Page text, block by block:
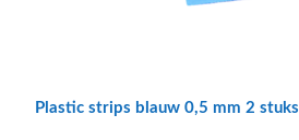
Plastic strips blauw 0,5 mm 2 stuks